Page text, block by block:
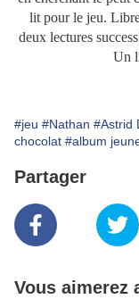
lit pour le jeu.
deux lectures
Un
#jeu #Nathan #Astrid
chocolat #album
Partager
Vous aimerez